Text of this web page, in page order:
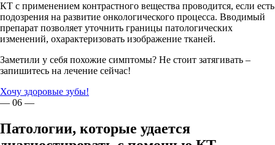
КТ с применением контрастного вещества проводится, если есть
подозрения на развитие онкологического процесса. Вводимый
препарат позволяет уточнить границы патологических
изменений, охарактеризовать изображение тканей.
Заметили у себя похожие симптомы? Не стоит затягивать –
запишитесь на лечение сейчас!
Хочу здоровые зубы!
— 06 —
Патологии, которые удается